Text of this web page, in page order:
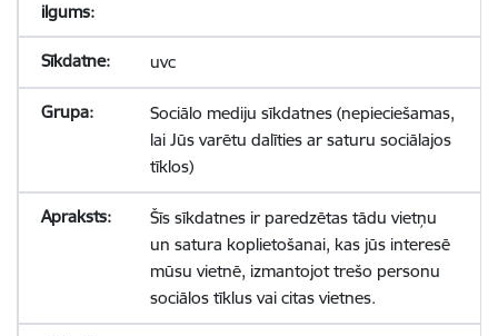
uvc
Sociālo mediju sīkdatnes (nepieciešamas,
lai Jūs varētu dalīties ar saturu sociālajos
tīklos)
Šīs sīkdatnes ir paredzētas tādu vietņu
un satura koplietošanai, kas jūs interesē
mūsu vietnē, izmantojot trešo personu
sociālos tīklus vai citas vietnes.